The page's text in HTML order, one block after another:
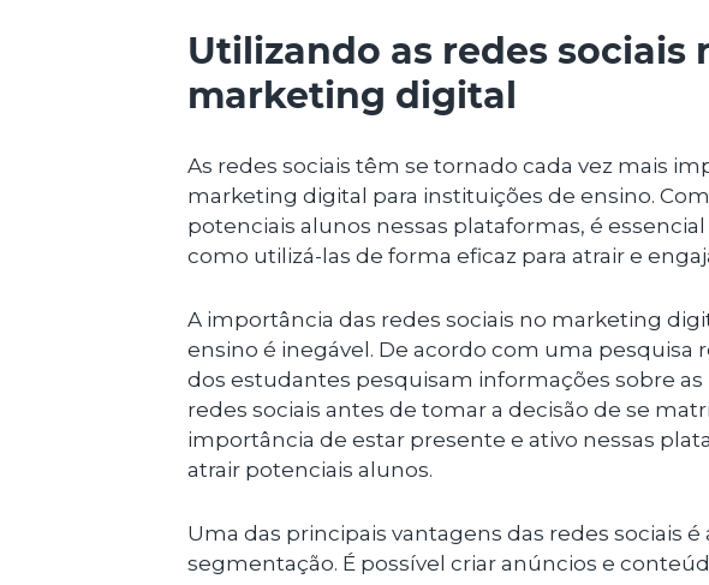
Utilizando as redes sociais
marketing digital
As redes sociais têm se tornado cada vez mais
marketing digital para instituições de ensino.
potenciais alunos nessas plataformas, é
como utilizá-las de forma eficaz para atrair e
A importância das redes sociais no marketing
ensino é inegável. De acordo com uma pesquisa
dos estudantes pesquisam informações sobre
redes sociais antes de tomar a decisão de se
importância de estar presente e ativo nessas
atrair potenciais alunos.
Uma das principais vantagens das redes sociais
segmentação. É possível criar anúncios e